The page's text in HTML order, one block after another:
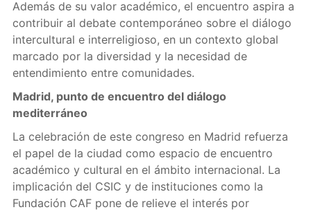
Además de su valor académico, el encuentro aspira a
contribuir al debate contemporáneo sobre el diálogo
intercultural e interreligioso, en un contexto global
marcado por la diversidad y la necesidad de
entendimiento entre comunidades.
Madrid, punto de encuentro del diálogo
mediterráneo
La celebración de este congreso en Madrid refuerza
el papel de la ciudad como espacio de encuentro
académico y cultural en el ámbito internacional. La
implicación del CSIC y de instituciones como la
Fundación CAF pone de relieve el interés por